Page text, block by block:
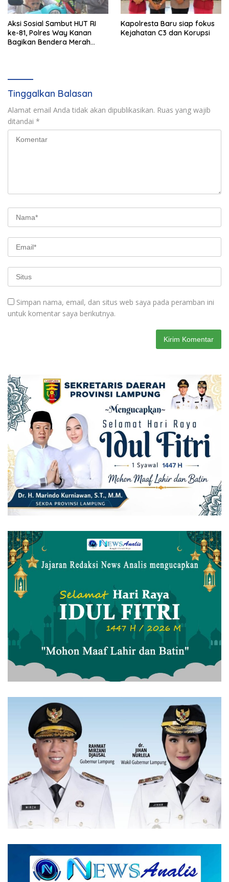
Aksi Sosial Sambut HUT RI
ke-81, Polres Way Kanan
Bagikan Bendera Merah
Kapolresta Baru siap fokus
Kejahatan C3 dan Korupsi
Tinggalkan Balasan
Alamat email Anda tidak akan dipublikasikan. Ruas yang wajib
ditandai *
Simpan nama, email, dan situs web saya pada peramban ini
untuk komentar saya berikutnya.